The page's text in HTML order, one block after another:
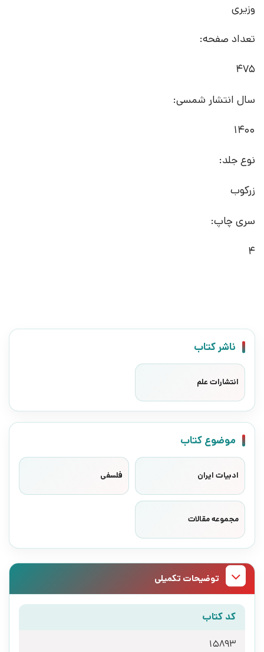
وزیری
تعداد صفحه:
475
سال انتشار شمسی:
1400
نوع جلد:
زرکوب
سری چاپ:
4
ناشر کتاب
انتشارات علم
موضوع کتاب
ادبیات ایران فلسفی
مجموعه مقالات
توضیحات تکمیلی
کد کتاب
15893